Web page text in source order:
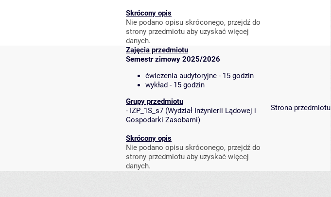
Skrócony opis
Nie podano opisu skróconego, przejdź do
strony przedmiotu aby uzyskać więcej
danych.
Zajęcia przedmiotu
Semestr zimowy 2025/2026
ćwiczenia audytoryjne - 15 godzin
wykład - 15 godzin
Grupy przedmiotu
- IZP_1S_s7 (Wydział Inżynierii Lądowej i
Gospodarki Zasobami)
Skrócony opis
Nie podano opisu skróconego, przejdź do
strony przedmiotu aby uzyskać więcej
danych.
Strona przedmiotu